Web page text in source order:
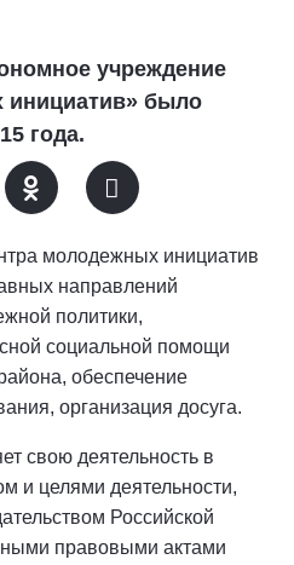
учреждение
было
года.
молодежных инициатив
направлений
политики,
социальной помощи
обеспечение
организация досуга.
свою деятельность в
и целями деятельности,
Российской
правовыми актами